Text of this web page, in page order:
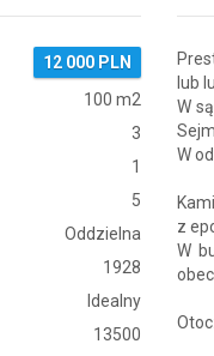
12 000 PLN
100 m2
3
1
5
Oddzielna
1928
Idealny
13500
lub
W
W
z
W